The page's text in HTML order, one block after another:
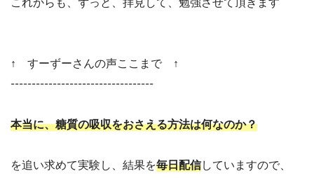
↑ すーずーさんの声ここまで ↑
----------------------------------
本当に、糖質の吸収をおさえる方法は何なのか？
を追い求めて実験し、結果を毎日配信していますので、